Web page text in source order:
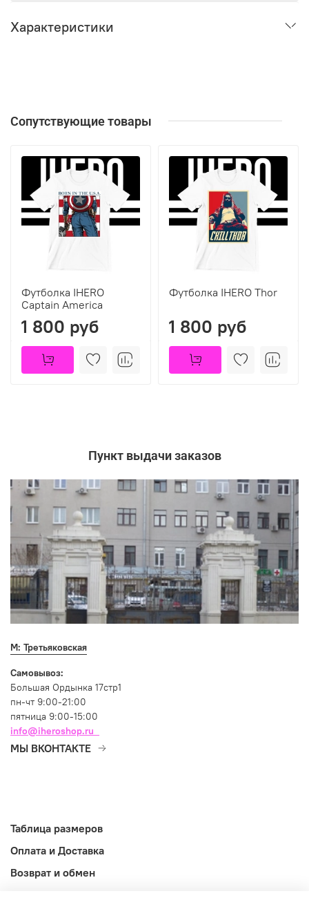
Характеристики
Сопутствующие товары
Футболка IHERO
Captain America
1 800 руб
Футболка IHERO Thor
1 800 руб
Пункт выдачи заказов
М: Третьяковская
Самовывоз:
Большая Ордынка 17стр1
пн-чт 9:00-21:00
пятница 9:00-15:00
info@iheroshop.ru
МЫ ВКОНТАКТЕ
Таблица размеров
Оплата и Доставка
Возврат и обмен